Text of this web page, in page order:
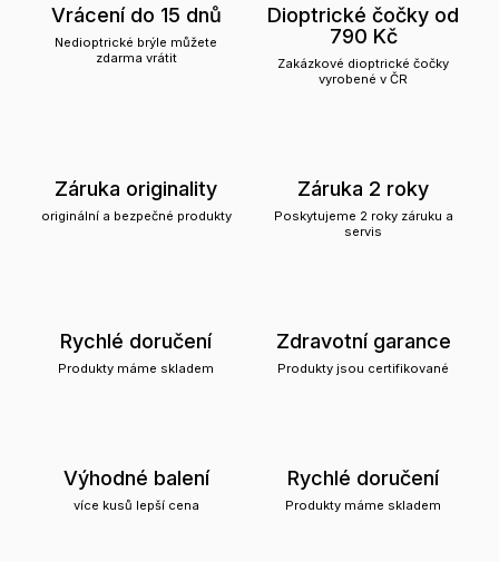
Vrácení do 15 dnů
Nedioptrické brýle můžete
zdarma vrátit
Dioptrické čočky od
790 Kč
Zakázkové dioptrické čočky
vyrobené v ČR
Záruka originality
originální a bezpečné produkty
Záruka 2 roky
Poskytujeme 2 roky záruku a
servis
Rychlé doručení
Produkty máme skladem
Zdravotní garance
Produkty jsou certifikované
Výhodné balení
více kusů lepší cena
Rychlé doručení
Produkty máme skladem